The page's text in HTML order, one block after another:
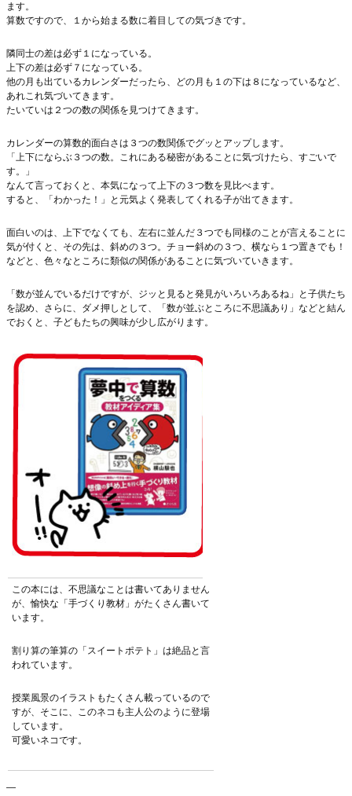
ます。
算数ですので、１から始まる数に着目しての気づきです。
隣同士の差は必ず１になっている。
上下の差は必ず７になっている。
他の月も出ているカレンダーだったら、どの月も１の下は８になっているなど、
あれこれ気づいてきます。
たいていは２つの数の関係を見つけてきます。
カレンダーの算数的面白さは３つの数関係でグッとアップします。
「上下にならぶ３つの数。これにある秘密があることに気づけたら、すごいで
す。」
なんて言っておくと、本気になって上下の３つ数を見比べます。
すると、「わかった！」と元気よく発表してくれる子が出てきます。
面白いのは、上下でなくても、左右に並んだ３つでも同様のことが言えることに
気が付くと、その先は、斜めの３つ。チョー斜めの３つ、横なら１つ置きでも！
などと、色々なところに類似の関係があることに気づいていきます。
「数が並んでいるだけですが、ジッと見ると発見がいろいろあるね」と子供たち
を認め、さらに、ダメ押しとして、「数が並ぶところに不思議あり」などと結ん
でおくと、子どもたちの興味が少し広がります。
この本には、不思議なことは書いてありません
が、愉快な「手づくり教材」がたくさん書いて
います。
割り算の筆算の「スイートポテト」は絶品と言
われています。
授業風景のイラストもたくさん載っているので
すが、そこに、このネコも主人公のように登場
しています。
可愛いネコです。
—